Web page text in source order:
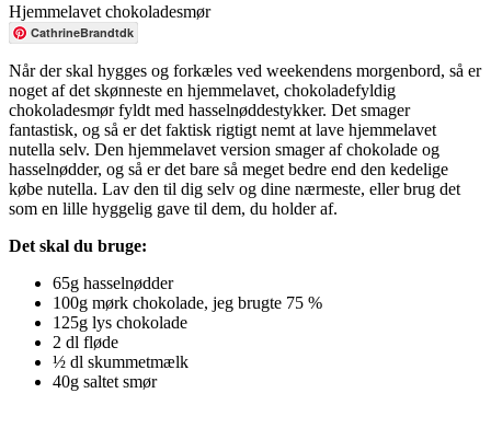
Hjemmelavet chokoladesmør
CathrineBrandtdk
Når der skal hygges og forkæles ved weekendens morgenbord, så er
noget af det skønneste en hjemmelavet, chokoladefyldig
chokoladesmør fyldt med hasselnøddestykker. Det smager
fantastisk, og så er det faktisk rigtigt nemt at lave hjemmelavet
nutella selv. Den hjemmelavet version smager af chokolade og
hasselnødder, og så er det bare så meget bedre end den kedelige
købe nutella. Lav den til dig selv og dine nærmeste, eller brug det
som en lille hyggelig gave til dem, du holder af.
Det skal du bruge:
65g hasselnødder
100g mørk chokolade, jeg brugte 75 %
125g lys chokolade
2 dl fløde
½ dl skummetmælk
40g saltet smør